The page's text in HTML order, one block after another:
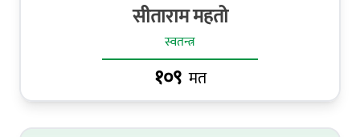
सीताराम महतो
स्वतन्त्र
१०९ मत